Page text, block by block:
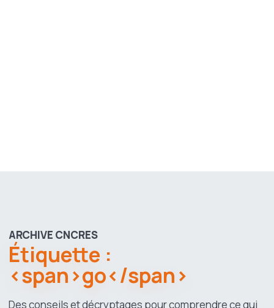
ARCHIVE CNCRES
Étiquette :
<span>go</span>
Des conseils et décryptages pour comprendre ce qui